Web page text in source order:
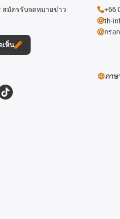
สมัครรับจดหมายข่าว
เห็น
+66
th-
กรอ
ภาษ